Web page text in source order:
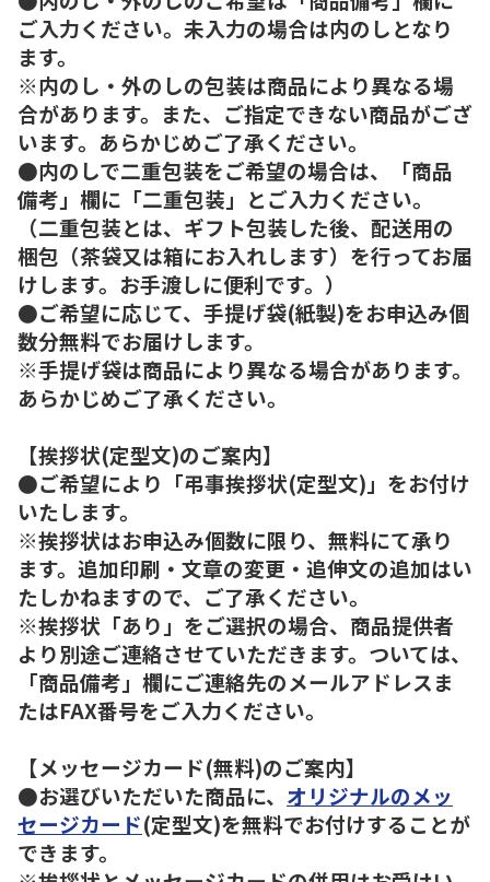
ご入力ください。未入力の場合は内のしとなり
ます。
※内のし・外のしの包装は商品により異なる場
合があります。また、ご指定できない商品がござ
います。あらかじめご了承ください。
●内のしで二重包装をご希望の場合は、「商品
備考」欄に「二重包装」とご入力ください。
（二重包装とは、ギフト包装した後、配送用の
梱包（茶袋又は箱にお入れします）を行ってお届
けします。お手渡しに便利です。）
●ご希望に応じて、手提げ袋(紙製)をお申込み個
数分無料でお届けします。
※手提げ袋は商品により異なる場合があります。
あらかじめご了承ください。
【挨拶状(定型文)のご案内】
●ご希望により「弔事挨拶状(定型文)」をお付け
いたします。
※挨拶状はお申込み個数に限り、無料にて承り
ます。追加印刷・文章の変更・追伸文の追加はい
たしかねますので、ご了承ください。
※挨拶状「あり」をご選択の場合、商品提供者
より別途ご連絡させていただきます。ついては、
「商品備考」欄にご連絡先のメールアドレスま
たはFAX番号をご入力ください。
【メッセージカード(無料)のご案内】
●お選びいただいた商品に、 オリジナルのメッ
セージカード(定型文)を無料でお付けすることが
できます。